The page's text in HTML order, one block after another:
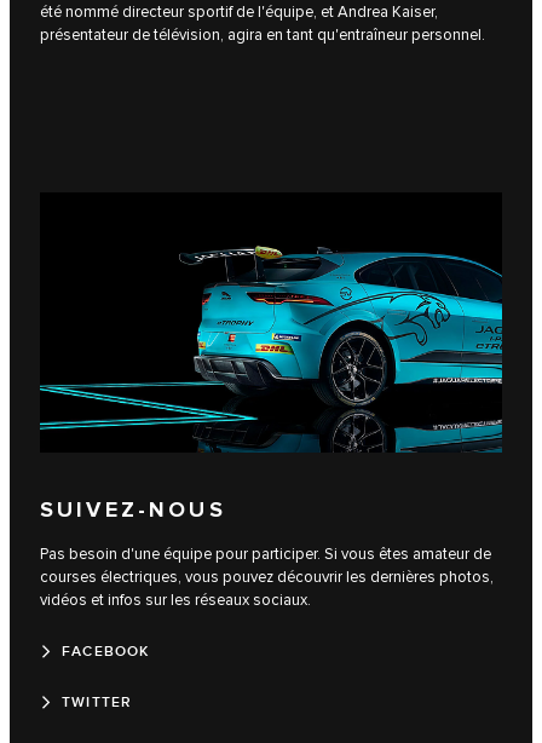
été nommé directeur sportif de l'équipe, et Andrea Kaiser,
présentateur de télévision, agira en tant qu'entraîneur personnel.
SUIVEZ-NOUS
Pas besoin d'une équipe pour participer. Si vous êtes amateur de
courses électriques, vous pouvez découvrir les dernières photos,
vidéos et infos sur les réseaux sociaux.
FACEBOOK
TWITTER